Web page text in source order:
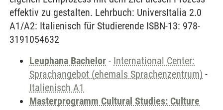
effektiv zu gestalten. Lehrbuch: UniversItalia 2.0
A1/A2: Italienisch für Studierende ISBN-13: 978-
3191054632
Leuphana Bachelor - International Center:
Sprachangebot (ehemals Sprachenzentrum) -
Italienisch A1
Masterprogramm Cultural Studies: Culture